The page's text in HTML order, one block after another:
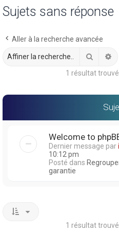
Sujets sans réponse
Aller à la recherche avancée
1 résultat trouvé
Welcome to
Dernier message par
10:12 pm
Posté dans
garantie
1 résultat trouvé